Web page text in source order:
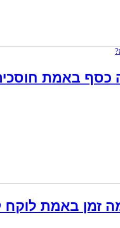
כסף באמת
זמן באמת